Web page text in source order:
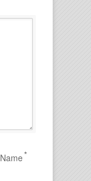
Name*